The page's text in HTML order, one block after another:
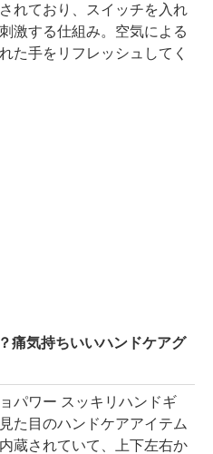
れており、スイッチを入れ
激する仕組み。空気による
た手をリフレッシュしてく
痛気持ちいいハンドケアグ
パワー スッキリハンドギ
た目のハンドケアアイテム
蔵されていて、上下左右か